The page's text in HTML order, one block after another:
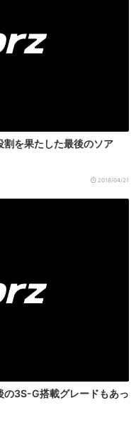
割を果たした最後のソア
2018/04/21
の3S-G搭載グレードもあっ